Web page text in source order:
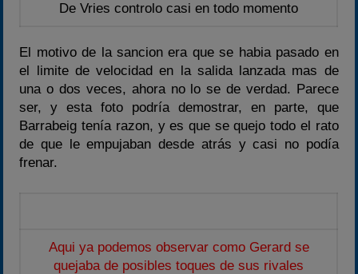
De Vries controlo casi en todo momento
El motivo de la sancion era que se habia pasado en
el limite de velocidad en la salida lanzada mas de
una o dos veces, ahora no lo se de verdad. Parece
ser, y esta foto podría demostrar, en parte, que
Barrabeig tenía razon, y es que se quejo todo el rato
de que le empujaban desde atrás y casi no podía
frenar.
Aqui ya podemos observar como Gerard se
quejaba de posibles toques de sus rivales